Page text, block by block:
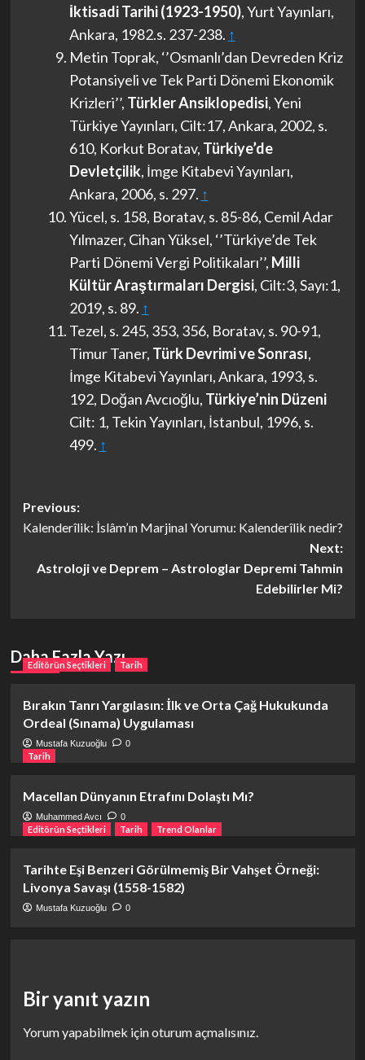
İktisadi Tarihi (1923-1950), Yurt Yayınları,
Ankara, 1982.s. 237-238. ↑
Metin Toprak, ‘’Osmanlı’dan Devreden Kriz
Potansiyeli ve Tek Parti Dönemi Ekonomik
Krizleri’’, Türkler Ansiklopedisi, Yeni
Türkiye Yayınları, Cilt:17, Ankara, 2002, s.
610, Korkut Boratav, Türkiye’de
Devletçilik, İmge Kitabevi Yayınları,
Ankara, 2006, s. 297. ↑
Yücel, s. 158, Boratav, s. 85-86, Cemil Adar
Yılmazer, Cihan Yüksel, ‘’Türkiye’de Tek
Parti Dönemi Vergi Politikaları’’, Milli
Kültür Araştırmaları Dergisi, Cilt:3, Sayı:1,
2019, s. 89. ↑
Tezel, s. 245, 353, 356, Boratav, s. 90-91,
Timur Taner, Türk Devrimi ve Sonrası,
İmge Kitabevi Yayınları, Ankara, 1993, s.
192, Doğan Avcıoğlu, Türkiye’nin Düzeni
Cilt: 1, Tekin Yayınları, İstanbul, 1996, s.
499. ↑
Post
navigation
Previous:
Kalenderîlik: İslâm’ın Marjinal Yorumu: Kalenderîlik nedir?
Next:
Astroloji ve Deprem – Astrologlar Depremi Tahmin
Edebilirler Mi?
Daha Fazla Yazı
Editörün Seçtikleri Tarih
Bırakın Tanrı Yargılasın: İlk ve Orta Çağ Hukukunda
Ordeal (Sınama) Uygulaması
Mustafa Kuzuoğlu 0
Tarih
Macellan Dünyanın Etrafını Dolaştı Mı?
Muhammed Avcı 0
Editörün Seçtikleri Tarih Trend Olanlar
Tarihte Eşi Benzeri Görülmemiş Bir Vahşet Örneği:
Livonya Savaşı (1558-1582)
Mustafa Kuzuoğlu 0
Bir yanıt yazın
Yorum yapabilmek içinoturum açmalısınız.